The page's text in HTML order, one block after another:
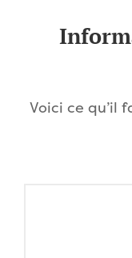
Voici ce qu’il